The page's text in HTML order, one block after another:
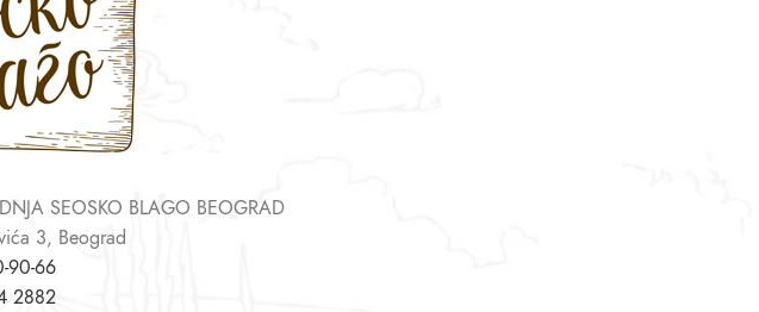
SEOSKO BLAGO BEOGRAD
3, Beograd
90-66
2882